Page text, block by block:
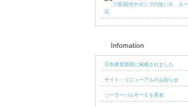
Infomation
日本農業新聞に掲載されました
サイト・リニューアルのお知らせ
ソーラーパルサーＥを発表